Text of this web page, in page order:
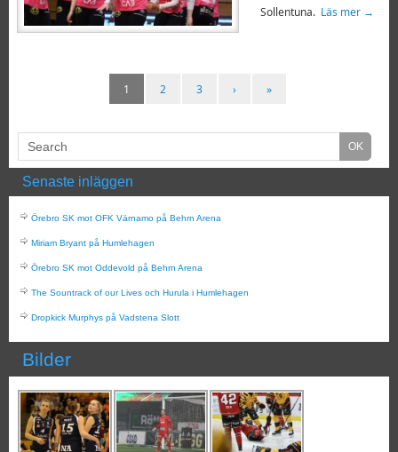
Sollentuna. Läs mer →
1 2 3 › »
Senaste inläggen
Örebro SK mot OFK Värnamo på Behrn Arena
Miriam Bryant på Humlehagen
Örebro SK mot Oddevold på Behrn Arena
The Sountrack of our Lives och Hurula i Humlehagen
Dropkick Murphys på Vadstena Slott
Bilder